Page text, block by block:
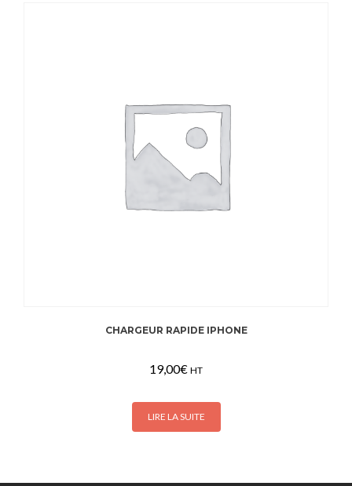
CHARGEUR RAPIDE IPHONE
19,00€ HT
LIRE LA SUITE